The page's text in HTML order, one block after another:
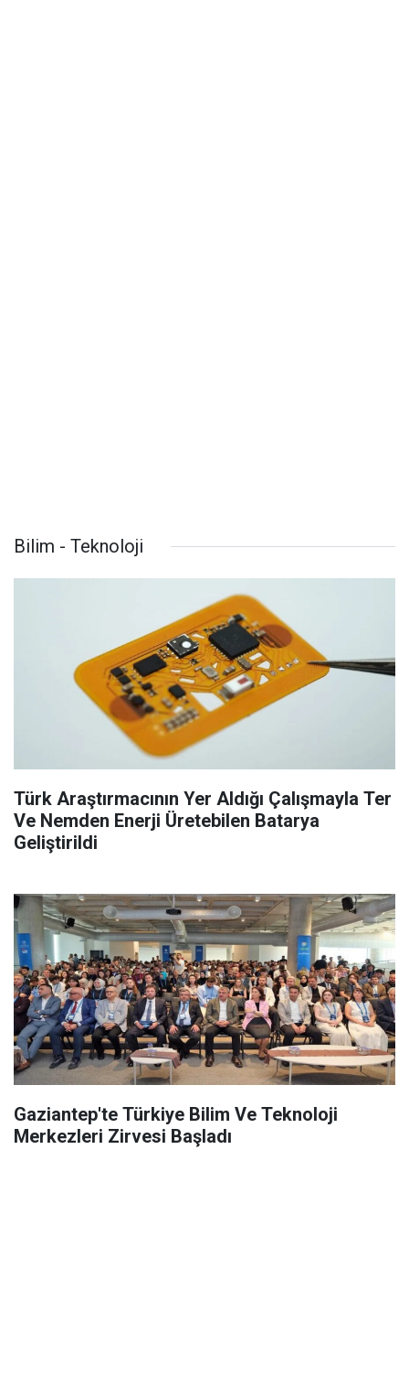
Bilim - Teknoloji
Türk Araştırmacının Yer Aldığı Çalışmayla Ter
Ve Nemden Enerji Üretebilen Batarya
Geliştirildi
Gaziantep'te Türkiye Bilim Ve Teknoloji
Merkezleri Zirvesi Başladı